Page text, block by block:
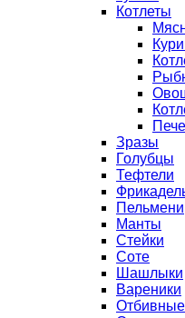
Котлеты
Зразы
Голубцы
Тефтели
Пельмени
Манты
Стейки
Соте
Шашлыки
Вареники
Отбивные